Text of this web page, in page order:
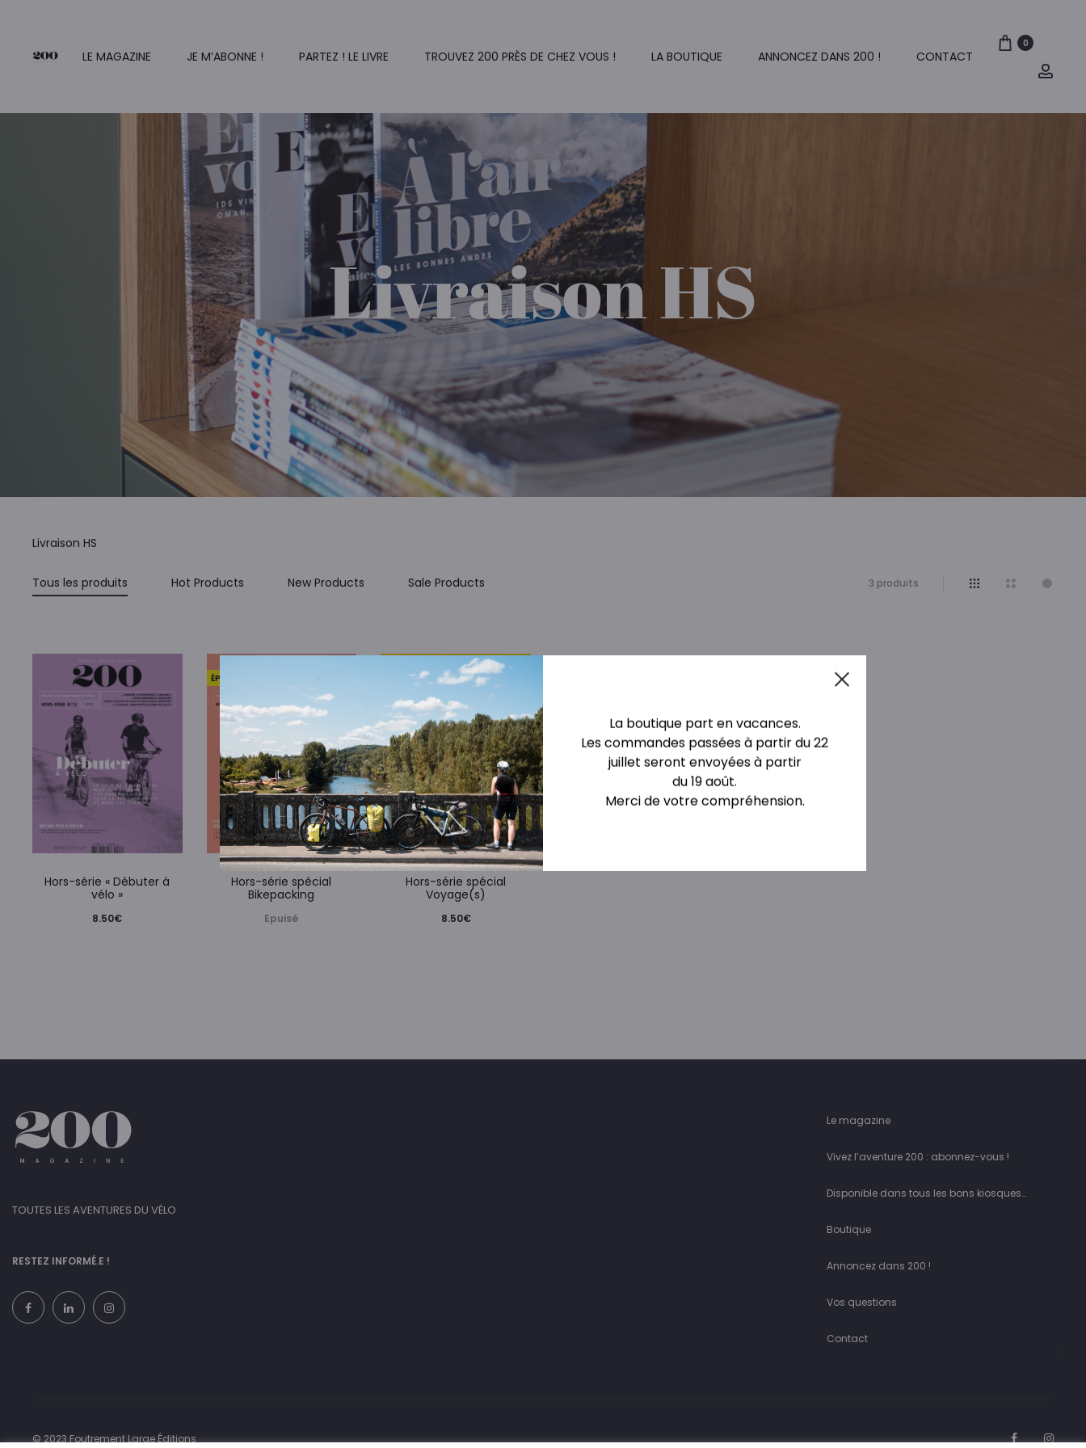
LE MAGAZINE JE M’ABONNE ! PARTEZ ! LE LIVRE TROUVEZ 200 PRÈS DE CHEZ VOUS ! LA BOUTIQUE ANNONCEZ DANS 200 ! CONTACT
0
Livraison HS
Livraison HS
Tous les produits Hot Products New Products Sale Products 3 produits3 résultats
Hors-série « Débuter à
vélo »
8.50€
ÉPUISÉ
Hors-série spécial
Bikepacking
Epuisé
Hors-série spécial
Voyage(s)
8.50€
TOUTES LES AVENTURES DU VÉLO
RESTEZ INFORMÉ.E !
Le magazine
Vivez l’aventure 200 : abonnez-vous !
Disponible dans tous les bons kiosques…
Boutique
Annoncez dans 200 !
Vos questions
Contact
© 2023 Foutrement Large Éditions
La boutique part en vacances.
Les commandes passées à partir du 22
juillet seront envoyées à partir
du 19 août.
Merci de votre compréhension.